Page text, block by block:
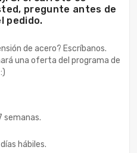
pregunte antes de
pedido.
de acero? Escríbanos.
una oferta del programa de
semanas.
hábiles.